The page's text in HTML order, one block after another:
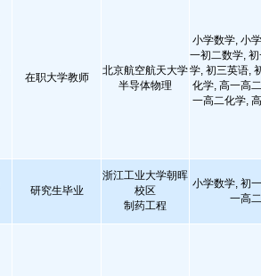
在职大学教师
北京航空航天大学
半导体物理
小学数学, 小
一初二数学,
学, 初三英语,
化学, 高一高
一高二化学,
研究生毕业
浙江工业大学朝晖
校区
制药工程
小学数学, 初
一高